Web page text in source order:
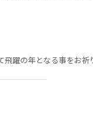
飛躍の年となる事をお祈